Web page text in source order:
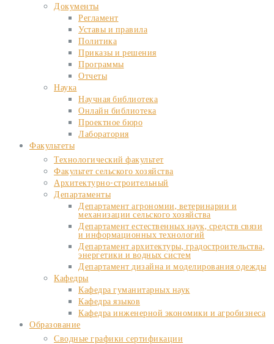
Документы
Регламент
Уставы и правила
Политика
Приказы и решения
Программы
Отчеты
Наука
Научная библиотека
Онлайн библиотека
Проектное бюро
Лаборатория
Факультеты
Технологический факультет
Факультет сельского хозяйства
Архитектурно-строительный
Департаменты
Департамент агрономии, ветеринарии и
механизации сельского хозяйства
Департамент естественных наук, средств связи
и информационных технологий
Департамент архитектуры, градостроительства,
энергетики и водных систем
Департамент дизайна и моделирования одежды
Кафедры
Кафедра гуманитарных наук
Кафедра языков
Кафедра инженерной экономики и агробизнеса
Образование
Сводные графики сертификации